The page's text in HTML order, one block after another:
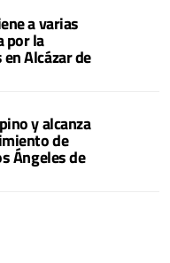
a varias
por la
Alcázar de
y alcanza
de
Ángeles de